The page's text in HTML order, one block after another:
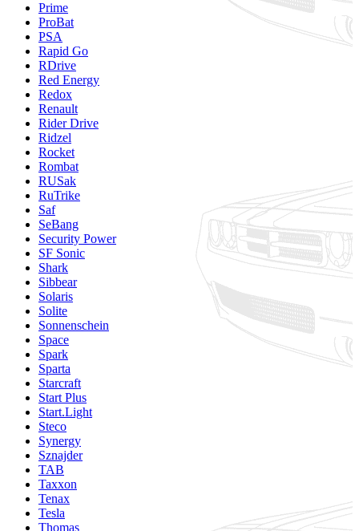
Prime
ProBat
PSA
Rapid Go
RDrive
Red Energy
Redox
Renault
Rider Drive
Ridzel
Rocket
Rombat
RUSak
RuTrike
Saf
SeBang
Security Power
SF Sonic
Shark
Sibbear
Solaris
Solite
Sonnenschein
Space
Spark
Sparta
Starcraft
Start Plus
Start.Light
Steco
Synergy
Sznajder
TAB
Taxxon
Tenax
Tesla
Thomas